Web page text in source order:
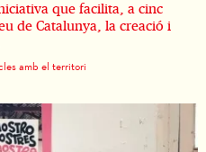
que facilita, a cinc
de Catalunya, la creació i
amb el territori